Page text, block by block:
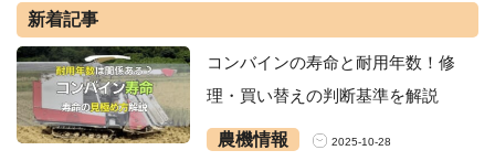
新着記事
コンバインの寿命と耐用年数！修
理・買い替えの判断基準を解説
農機情報 2025-10-28